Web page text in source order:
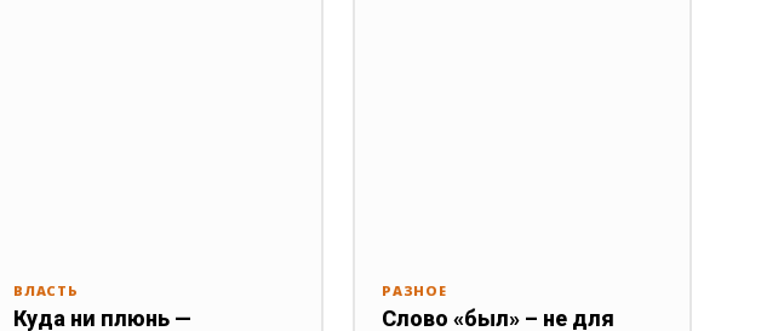
ВЛАСТЬ
Куда ни плюнь —
РАЗНОЕ
Слово «был» – не для